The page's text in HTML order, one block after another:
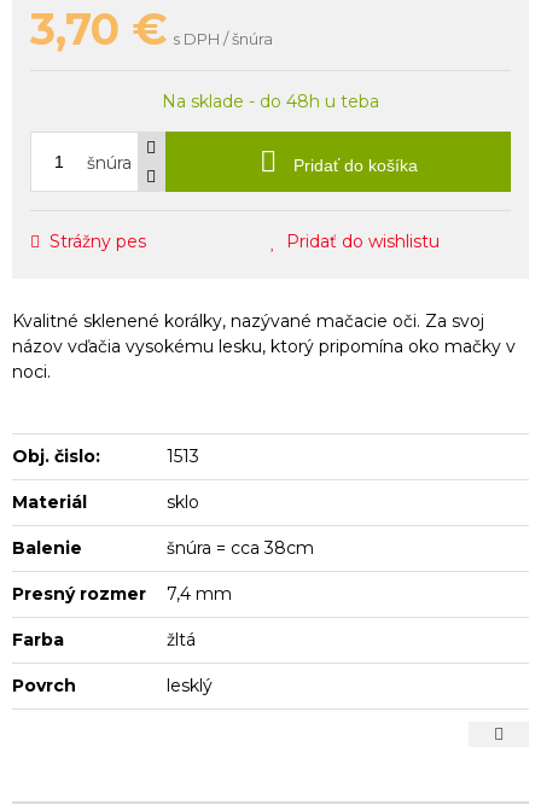
3,70 € s DPH / šnúra
Na sklade - do 48h u teba
šnúra Pridať do košíka
Strážny pes Pridať do wishlistu
Kvalitné sklenené korálky, nazývané mačacie oči. Za svoj
názov vďačia vysokému lesku, ktorý pripomína oko mačky v
noci.
Obj. čislo: 1513
Materiál sklo
Balenie šnúra = cca 38cm
Presný rozmer 7,4 mm
Farba žltá
Povrch lesklý